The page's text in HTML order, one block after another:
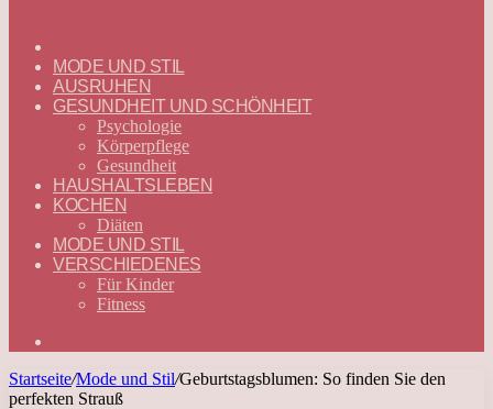
—
DEUTSCH
MODE UND STIL
AUSRUHEN
GESUNDHEIT UND SCHÖNHEIT
Psychologie
Körperpflege
Gesundheit
HAUSHALTSLEBEN
KOCHEN
Diäten
MODE UND STIL
VERSCHIEDENES
Für Kinder
Fitness
Startseite/Mode und Stil/Geburtstagsblumen: So finden Sie den
perfekten Strauß